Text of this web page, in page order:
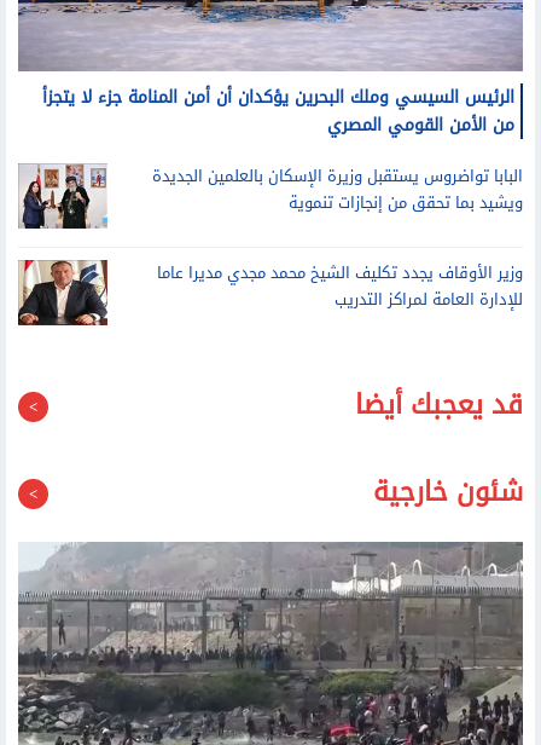
الرئيس السيسي وملك البحرين يؤكدان أن أمن المنامة جزء لا يتجزأ
من الأمن القومي المصري
البابا تواضروس يستقبل وزيرة الإسكان بالعلمين الجديدة
ويشيد بما تحقق من إنجازات تنموية
وزير الأوقاف يجدد تكليف الشيخ محمد مجدي مديرا عاما
للإدارة العامة لمراكز التدريب
قد يعجبك أيضا
شئون خارجية